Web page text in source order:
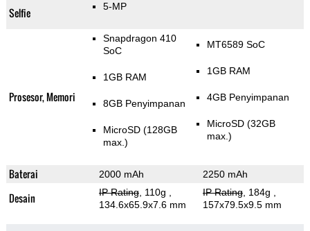
Selfie 5-MP
Prosesor, Memori
Snapdragon 410
SoC
1GB RAM
8GB Penyimpanan
MicroSD (128GB
max.)
MT6589 SoC
1GB RAM
4GB Penyimpanan
MicroSD (32GB
max.)
Baterai 2000 mAh 2250 mAh
Desain IP Rating, 110g
134.6x65.9x7.6 mm
IP Rating, 184g
157x79.5x9.5 mm